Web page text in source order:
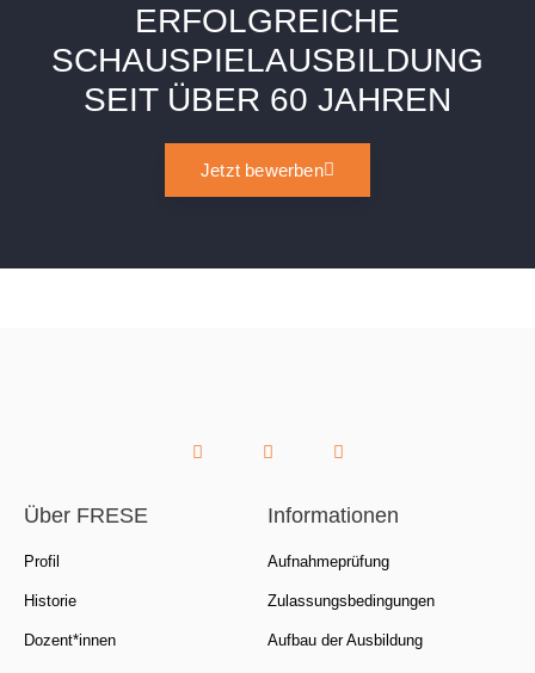
ERFOLGREICHE
SCHAUSPIELAUSBILDUNG
SEIT ÜBER 60 JAHREN
Jetzt bewerben
Über FRESE
Profil
Historie
Dozent*innen
Informationen
Aufnahmeprüfung
Zulassungsbedingungen
Aufbau der Ausbildung